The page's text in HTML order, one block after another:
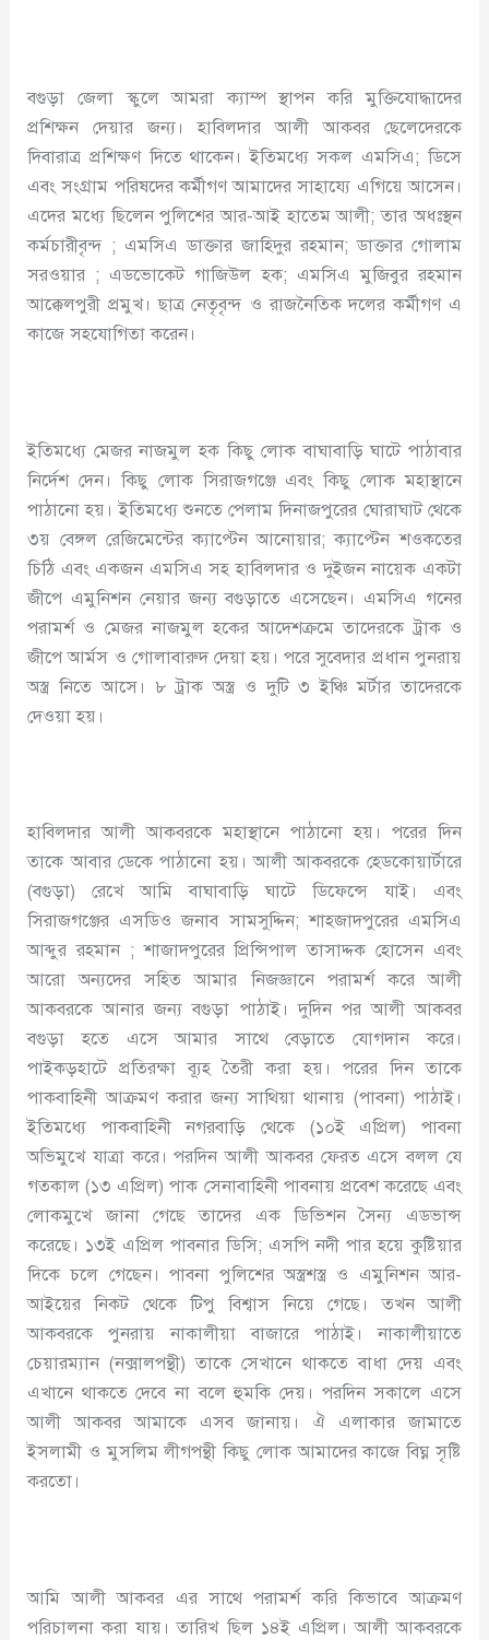
বগুড়া জেলা স্কুলে আমরা ক্যাম্প স্থাপন করি মুক্তিযোদ্ধাদের
প্রশিক্ষন দেয়ার জন্য। হাবিলদার আলী আকবর ছেলেদেরকে
দিবারাত্র প্রশিক্ষণ দিতে থাকেন। ইতিমধ্যে সকল এমসিএ; ডিসে
এবং সংগ্রাম পরিষদের কর্মীগণ আমাদের সাহায্যে এগিয়ে আসেন।
এদের মধ্যে ছিলেন পুলিশের আর-আই হাতেম আলী; তার অধঃস্থন
কর্মচারীবৃন্দ ; এমসিএ ডাক্তার জাহিদুর রহমান; ডাক্তার গোলাম
সরওয়ার ; এডভোকেট গাজিউল হক; এমসিএ মুজিবুর রহমান
আক্কেলপুরী প্রমুখ। ছাত্র নেতৃবৃন্দ ও রাজনৈতিক দলের কর্মীগণ এ
কাজে সহযোগিতা করেন।
ইতিমধ্যে মেজর নাজমুল হক কিছু লোক বাঘাবাড়ি ঘাটে পাঠাবার
নির্দেশ দেন। কিছু লোক সিরাজগঞ্জে এবং কিছু লোক মহাস্থানে
পাঠানো হয়। ইতিমধ্যে শুনতে পেলাম দিনাজপুরের ঘোরাঘাট থেকে
৩য় বেঙ্গল রেজিমেন্টের ক্যাপ্টেন আনোয়ার; ক্যাপ্টেন শওকতের
চিঠি এবং একজন এমসিএ সহ হাবিলদার ও দুইজন নায়েক একটা
জীপে এমুনিশন নেয়ার জন্য বগুড়াতে এসেছেন। এমসিএ গনের
পরামর্শ ও মেজর নাজমুল হকের আদেশক্রমে তাদেরকে ট্রাক ও
জীপে আর্মস ও গোলাবারুদ দেয়া হয়। পরে সুবেদার প্রধান পুনরায়
অস্ত্র নিতে আসে। ৮ ট্রাক অস্ত্র ও দুটি ৩ ইঞ্চি মর্টার তাদেরকে
দেওয়া হয়।
হাবিলদার আলী আকবরকে মহাস্থানে পাঠানো হয়। পরের দিন
তাকে আবার ডেকে পাঠানো হয়। আলী আকবরকে হেডকোয়ার্টারে
(বগুড়া) রেখে আমি বাঘাবাড়ি ঘাটে ডিফেন্সে যাই। এবং
সিরাজগঞ্জের এসডিও জনাব সামসুদ্দিন; শাহজাদপুরের এমসিএ
আব্দুর রহমান ; শাজাদপুরের প্রিন্সিপাল তাসাদ্দক হোসেন এবং
আরো অন্যদের সহিত আমার নিজজ্ঞানে পরামর্শ করে আলী
আকবরকে আনার জন্য বগুড়া পাঠাই। দুদিন পর আলী আকবর
বগুড়া হতে এসে আমার সাথে বেড়াতে যোগদান করে।
পাইকড়হাটে প্রতিরক্ষা ব্যূহ তৈরী করা হয়। পরের দিন তাকে
পাকবাহিনী আক্রমণ করার জন্য সাথিয়া থানায় (পাবনা) পাঠাই।
ইতিমধ্যে পাকবাহিনী নগরবাড়ি থেকে (১০ই এপ্রিল) পাবনা
অভিমুখে যাত্রা করে। পরদিন আলী আকবর ফেরত এসে বলল যে
গতকাল (১৩ এপ্রিল) পাক সেনাবাহিনী পাবনায় প্রবেশ করেছে এবং
লোকমুখে জানা গেছে তাদের এক ডিভিশন সৈন্য এডভান্স
করেছে। ১৩ই এপ্রিল পাবনার ডিসি; এসপি নদী পার হয়ে কুষ্টিয়ার
দিকে চলে গেছেন। পাবনা পুলিশের অস্ত্রশস্ত্র ও এমুনিশন আর-
আইয়ের নিকট থেকে টিপু বিশ্বাস নিয়ে গেছে। তখন আলী
আকবরকে পুনরায় নাকালীয়া বাজারে পাঠাই। নাকালীয়াতে
চেয়ারম্যান (নক্সালপন্থী) তাকে সেখানে থাকতে বাধা দেয় এবং
এখানে থাকতে দেবে না বলে হুমকি দেয়। পরদিন সকালে এসে
আলী আকবর আমাকে এসব জানায়। ঐ এলাকার জামাতে
ইসলামী ও মুসলিম লীগপন্থী কিছু লোক আমাদের কাজে বিঘ্ন সৃষ্টি
করতো।
আমি আলী আকবর এর সাথে পরামর্শ করি কিভাবে আক্রমণ
পরিচালনা করা যায়। তারিখ ছিল ১৪ই এপ্রিল। আলী আকবরকে